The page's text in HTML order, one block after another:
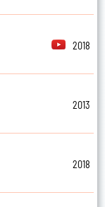
2018
2013
2018